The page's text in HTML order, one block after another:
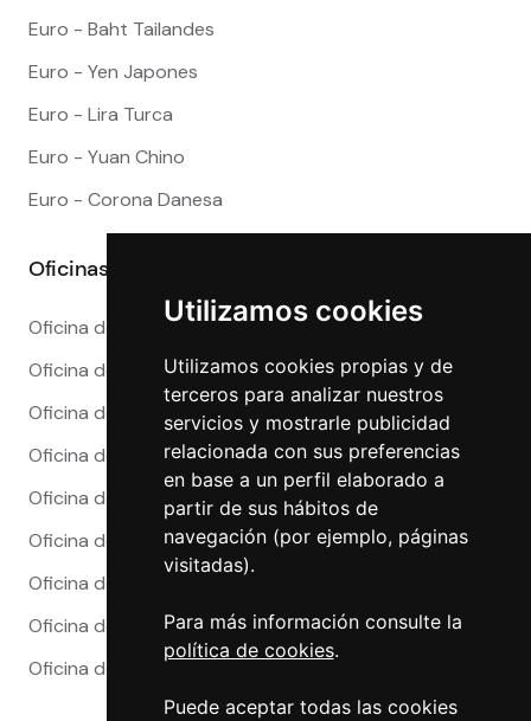
Utilizamos cookies
Utilizamos cookies propias y de
terceros para analizar nuestros
servicios y mostrarle publicidad
relacionada con sus preferencias
en base a un perfil elaborado a
partir de sus hábitos de
navegación (por ejemplo, páginas
visitadas).
Para más información consulte la
política de cookies.
Puede aceptar todas las cookies
Euro - Baht Tailandes
Euro - Yen Japones
Euro - Lira Turca
Euro - Yuan Chino
Euro - Corona Danesa
Oficinas
Oficina de Cambio en Alicante
Oficina de Cambio en Barcelona
Oficina de Cambio en Córdoba
Oficina de Cambio en Granada
Oficina de Cambio en Madrid
Oficina de Cambio en Málaga
Oficina de Cambio en Marbella
Oficina de Cambio en Sevilla
Oficina de Cambio en Valencia